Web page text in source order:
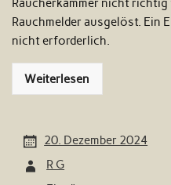
Räucherkammer nicht
Rauchmelder ausgelöst. Ein
nicht erforderlich.
Weiterlesen
20. Dezember 2024
R G